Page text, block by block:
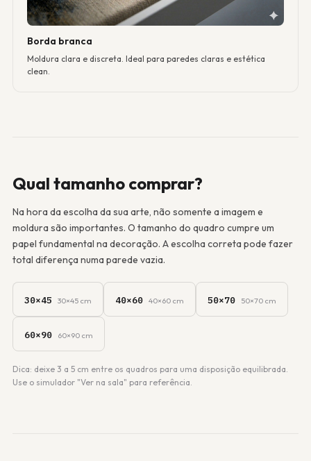
Borda branca
Moldura clara e discreta. Ideal para paredes claras e estética
clean.
Qual tamanho comprar?
Na hora da escolha da sua arte, não somente a imagem e
moldura são importantes. O tamanho do quadro cumpre um
papel fundamental na decoração. A escolha correta pode fazer
total diferença numa parede vazia.
30×45 30×45 cm 40×60 40×60 cm 50×70 50×70 cm
60×90 60×90 cm
Dica: deixe 3 a 5 cm entre os quadros para uma disposição equilibrada.
Use o simulador "Ver na sala" para referência.